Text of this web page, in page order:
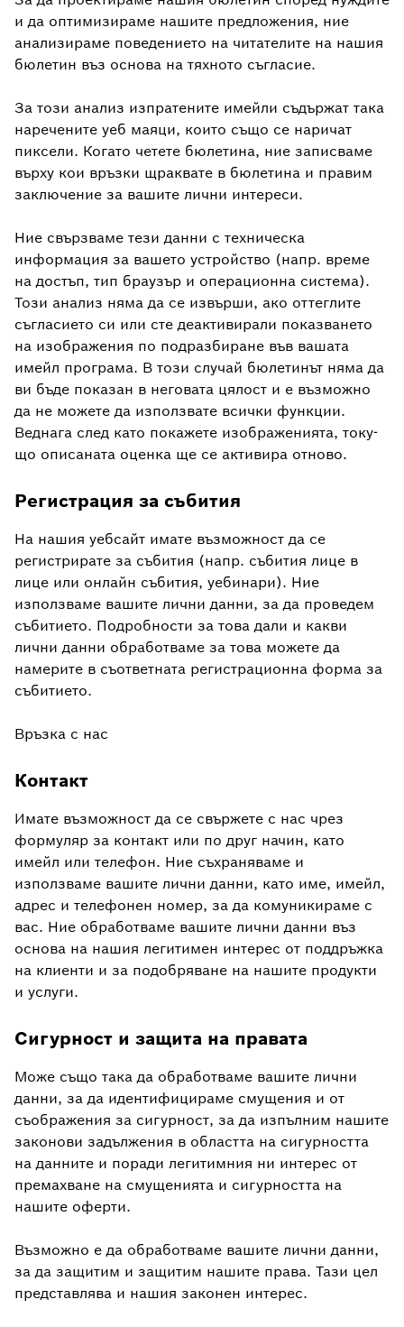
и да оптимизираме нашите предложения, ние
анализираме поведението на читателите на нашия
бюлетин въз основа на тяхното съгласие.
За този анализ изпратените имейли съдържат така
наречените уеб маяци, които също се наричат
пиксели. Когато четете бюлетина, ние записваме
върху кои връзки щраквате в бюлетина и правим
заключение за вашите лични интереси.
Ние свързваме тези данни с техническа
информация за вашето устройство (напр. време
на достъп, тип браузър и операционна система).
Този анализ няма да се извърши, ако оттеглите
съгласието си или сте деактивирали показването
на изображения по подразбиране във вашата
имейл програма. В този случай бюлетинът няма да
ви бъде показан в неговата цялост и е възможно
да не можете да използвате всички функции.
Веднага след като покажете изображенията, току-
що описаната оценка ще се активира отново.
Регистрация за събития
На нашия уебсайт имате възможност да се
регистрирате за събития (напр. събития лице в
лице или онлайн събития, уебинари). Ние
използваме вашите лични данни, за да проведем
събитието. Подробности за това дали и какви
лични данни обработваме за това можете да
намерите в съответната регистрационна форма за
събитието.
Връзка с нас
Контакт
Имате възможност да се свържете с нас чрез
формуляр за контакт или по друг начин, като
имейл или телефон. Ние съхраняваме и
използваме вашите лични данни, като име, имейл,
адрес и телефонен номер, за да комуникираме с
вас. Ние обработваме вашите лични данни въз
основа на нашия легитимен интерес от поддръжка
на клиенти и за подобряване на нашите продукти
и услуги.
Сигурност и защита на правата
Може също така да обработваме вашите лични
данни, за да идентифицираме смущения и от
съображения за сигурност, за да изпълним нашите
законови задължения в областта на сигурността
на данните и поради легитимния ни интерес от
премахване на смущенията и сигурността на
нашите оферти.
Възможно е да обработваме вашите лични данни,
за да защитим и защитим нашите права. Тази цел
представлява и нашия законен интерес.